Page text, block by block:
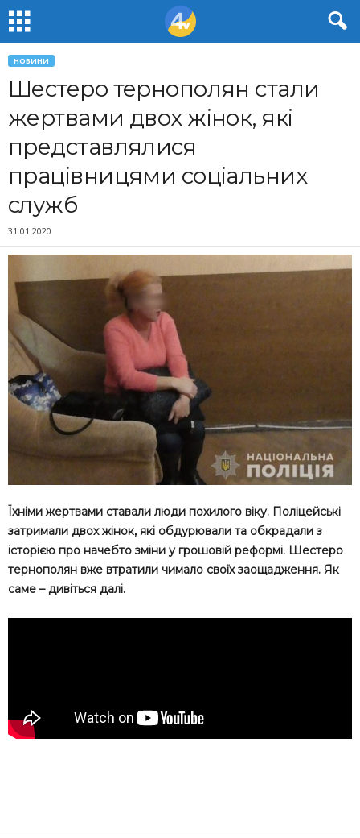
НОВИНИ
Шестеро тернополян стали
жертвами двох жінок, які
представлялися
працівницями соціальних
служб
31.01.2020
Їхніми жертвами ставали люди похилого віку. Поліцейські
затримали двох жінок, які обдурювали та обкрадали з
історією про начебто зміни у грошовій реформі. Шестеро
тернополян вже втратили чимало своїх заощадження. Як
саме – дивіться далі.